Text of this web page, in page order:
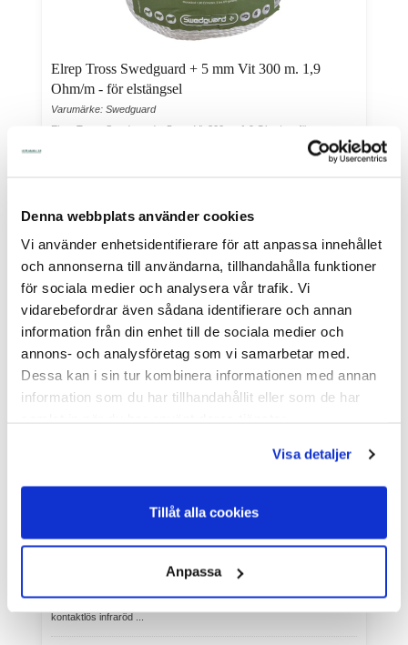
Denna webbplats använder cookies
Vi använder enhetsidentifierare för att anpassa innehållet
och annonserna till användarna, tillhandahålla funktioner
för sociala medier och analysera vår trafik. Vi
vidarebefordrar även sådana identifierare och annan
information från din enhet till de sociala medier och
annons- och analysföretag som vi samarbetar med.
Dessa kan i sin tur kombinera informationen med annan
information som du har tillhandahållit eller som de har
Visa detaljer
Tillåt alla cookies
Anpassa
Elrep Tross Swedguard + 5 mm Vit 300 m. 1,9
Ohm/m - för elstängsel
Varumärke: Swedguard
Elrep Tross Swedguard + 5 mm Vit 300 m. 1,9 Ohm/m - för
Febertermometer Kerbl IR
kontaktlös infraröd ...